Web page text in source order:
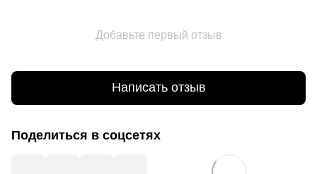
Добавьте первый отзыв
Написать отзыв
Поделиться в соцсетях